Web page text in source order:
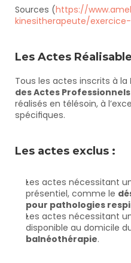
Sources (https://
kinesitherapeute/
Les Actes
Tous les actes inscrits à la
des Actes Professionnels
réalisés en télésoin, à
spécifiques.
Les actes exclus :
Les actes nécessitant
présentiel, comme le
pour pathologies
Les actes nécessitant
balnéothérapie.